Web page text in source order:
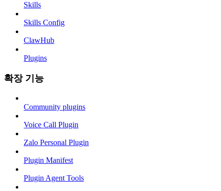
Skills
Skills Config
ClawHub
Plugins
확장 기능
Community plugins
Voice Call Plugin
Zalo Personal Plugin
Plugin Manifest
Plugin Agent Tools